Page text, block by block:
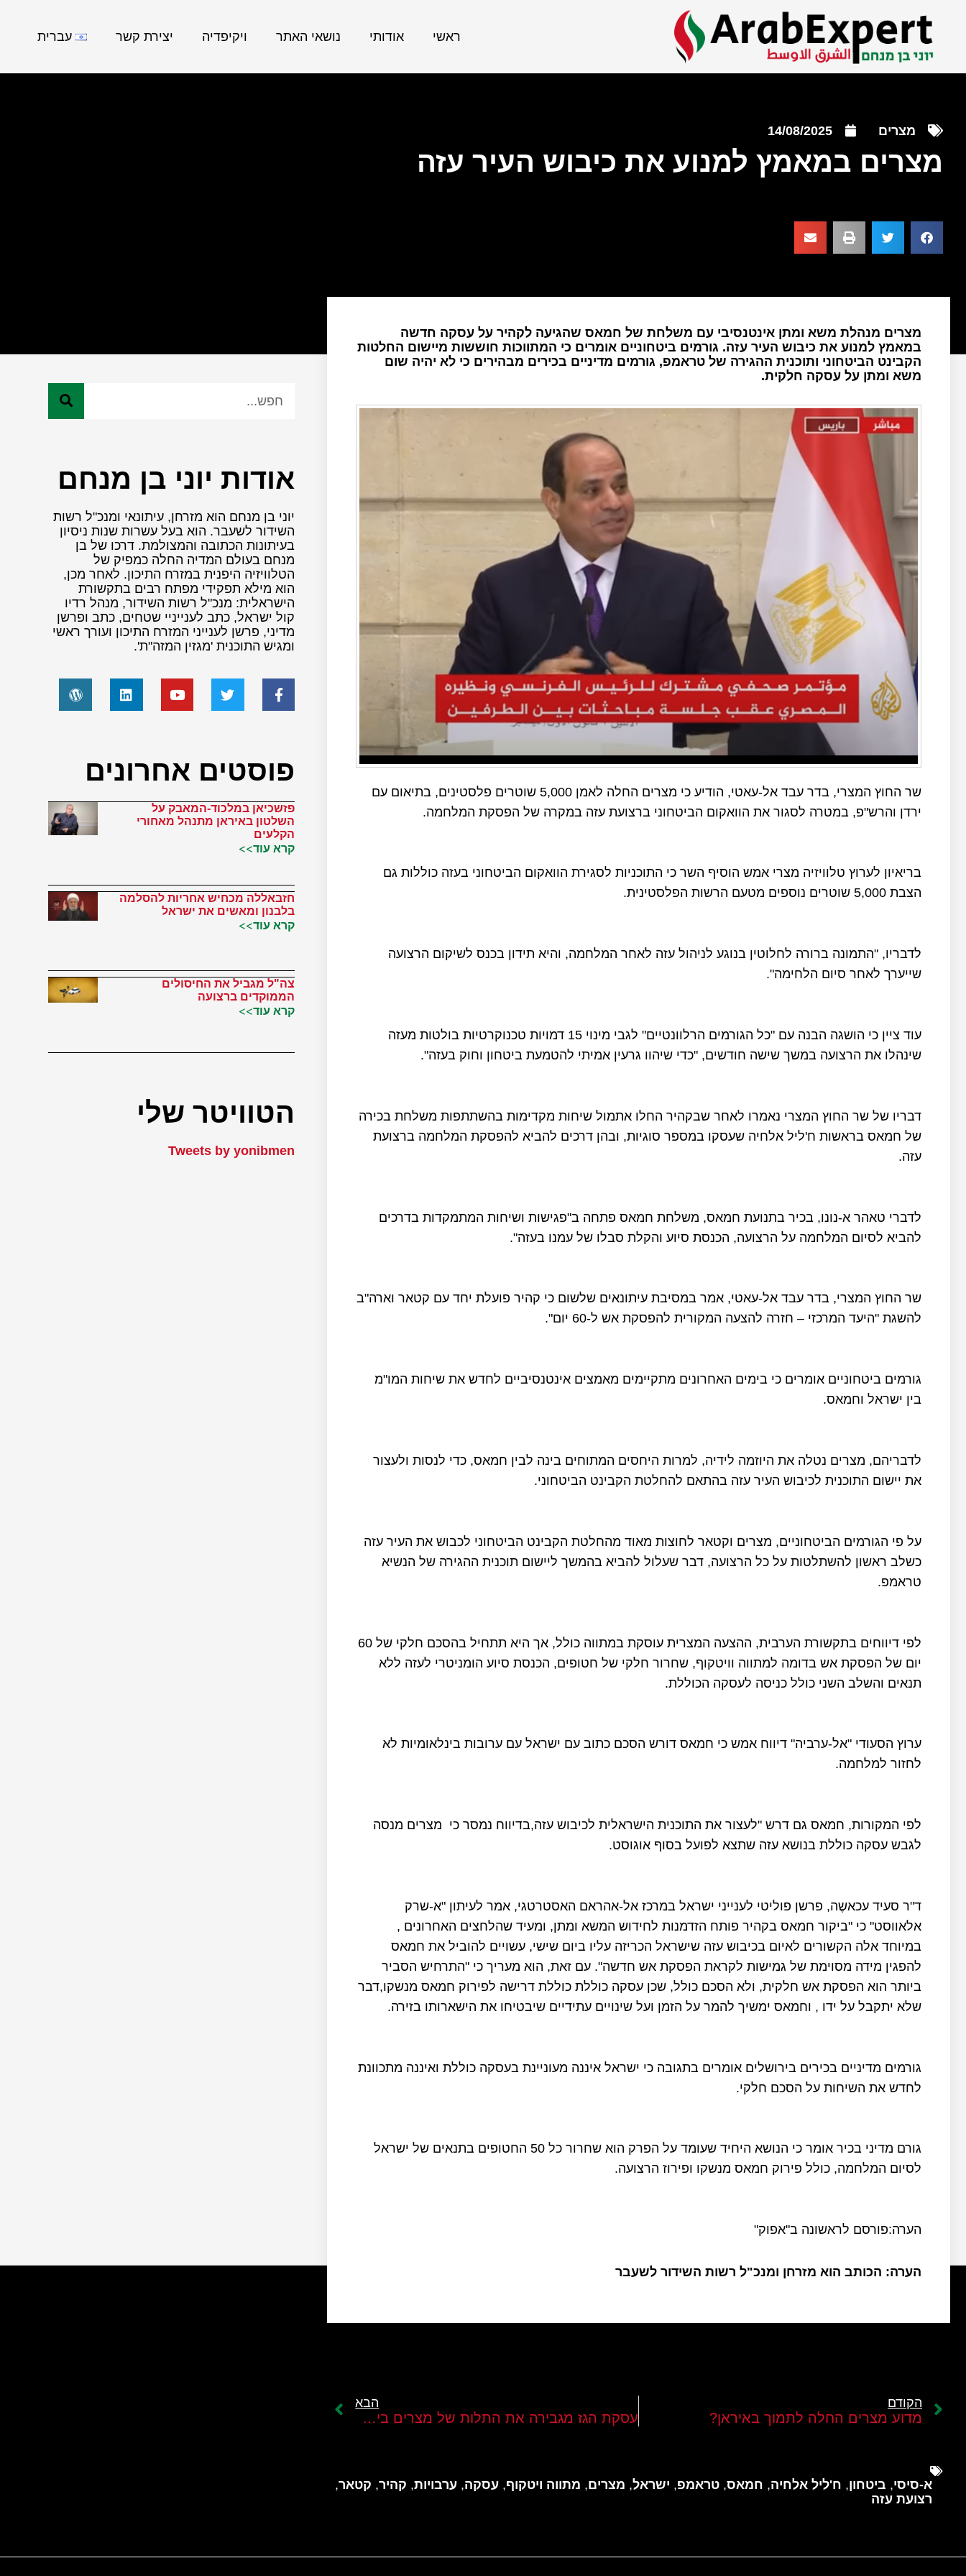
ראשי אודותי נושאי האתר ויקיפדיה יצירת קשר עברית
מצרים 14/08/2025
מצרים במאמץ למנוע את כיבוש העיר עזה
מצרים מנהלת משא ומתן אינטנסיבי עם משלחת של חמאס שהגיעה לקהיר על עסקה חדשה
במאמץ למנוע את כיבוש העיר עזה. גורמים ביטחוניים אומרים כי המתווכות חוששות מיישום החלטות
הקבינט הביטחוני ותוכנית ההגירה של טראמפ, גורמים מדיניים בכירים מבהירים כי לא יהיה שום
משא ומתן על עסקה חלקית.
שר החוץ המצרי, בדר עבד אל-עאטי, הודיע כי מצרים החלה לאמן 5,000 שוטרים פלסטינים, בתיאום עם
ירדן והרש"פ, במטרה לסגור את הוואקום הביטחוני ברצועת עזה במקרה של הפסקת המלחמה.
בריאיון לערוץ טלוויזיה מצרי אמש הוסיף השר כי התוכניות לסגירת הוואקום הביטחוני בעזה כוללות גם
הצבת 5,000 שוטרים נוספים מטעם הרשות הפלסטינית.
לדבריו, "התמונה ברורה לחלוטין בנוגע לניהול עזה לאחר המלחמה, והיא תידון בכנס לשיקום הרצועה
שייערך לאחר סיום הלחימה".
עוד ציין כי הושגה הבנה עם "כל הגורמים הרלוונטיים" לגבי מינוי 15 דמויות טכנוקרטיות בולטות מעזה
שינהלו את הרצועה במשך שישה חודשים, "כדי שיהוו גרעין אמיתי להטמעת ביטחון וחוק בעזה".
דבריו של שר החוץ המצרי נאמרו לאחר שבקהיר החלו אתמול שיחות מקדימות בהשתתפות משלחת בכירה
של חמאס בראשות ח'ליל אלחיה שעסקו במספר סוגיות, ובהן דרכים להביא להפסקת המלחמה ברצועת
עזה.
לדברי טאהר א-נונו, בכיר בתנועת חמאס, משלחת חמאס פתחה ב"פגישות ושיחות המתמקדות בדרכים
להביא לסיום המלחמה על הרצועה, הכנסת סיוע והקלת סבלו של עמנו בעזה".
שר החוץ המצרי, בדר עבד אל-עאטי, אמר במסיבת עיתונאים שלשום כי קהיר פועלת יחד עם קטאר וארה"ב
להשגת "היעד המרכזי – חזרה להצעה המקורית להפסקת אש ל-60 יום".
גורמים ביטחוניים אומרים כי בימים האחרונים מתקיימים מאמצים אינטנסיביים לחדש את שיחות המו"מ
בין ישראל וחמאס.
לדבריהם, מצרים נטלה את היוזמה לידיה, למרות היחסים המתוחים בינה לבין חמאס, כדי לנסות ולעצור
את יישום התוכנית לכיבוש העיר עזה בהתאם להחלטת הקבינט הביטחוני.
על פי הגורמים הביטחוניים, מצרים וקטאר לחוצות מאוד מהחלטת הקבינט הביטחוני לכבוש את העיר עזה
כשלב ראשון להשתלטות על כל הרצועה, דבר שעלול להביא בהמשך ליישום תוכנית ההגירה של הנשיא
טראמפ.
לפי דיווחים בתקשורת הערבית, ההצעה המצרית עוסקת במתווה כולל, אך היא תתחיל בהסכם חלקי של 60
יום של הפסקת אש בדומה למתווה וויטקוף, שחרור חלקי של חטופים, הכנסת סיוע הומניטרי לעזה ללא
תנאים והשלב השני כולל כניסה לעסקה הכוללת.
ערוץ הסעודי "אל-ערביה" דיווח אמש כי חמאס דורש הסכם כתוב עם ישראל עם ערובות בינלאומיות לא
לחזור למלחמה.
לפי המקורות, חמאס גם דרש "לעצור את התוכנית הישראלית לכיבוש עזה,בדיווח נמסר כי מצרים מנסה
לגבש עסקה כוללת בנושא עזה שתצא לפועל בסוף אוגוסט.
ד"ר סעיד עכאשֶה, פרשן פוליטי לענייני ישראל במרכז אל-אהראם האסטרטגי, אמר לעיתון "א-שרק
אלאווסט" כי "ביקור חמאס בקהיר פותח הזדמנות לחידוש המשא ומתן, ומעיד שהלחצים האחרונים ,
במיוחד אלה הקשורים לאיום בכיבוש עזה שישראל הכריזה עליו ביום שישי, עשויים להוביל את חמאס
להפגין מידה מסוימת של גמישות לקראת הפסקת אש חדשה". עם זאת, הוא מעריך כי "התרחיש הסביר
ביותר הוא הפסקת אש חלקית, ולא הסכם כולל, שכן עסקה כוללת כוללת דרישה לפירוק חמאס מנשקו,דבר
שלא יתקבל על ידו , וחמאס ימשיך להמר על הזמן ועל שינויים עתידיים שיבטיחו את הישארותו בזירה.
גורמים מדיניים בכירים בירושלים אומרים בתגובה כי ישראל איננה מעוניינת בעסקה כוללת ואיננה מתכוונת
לחדש את השיחות על הסכם חלקי.
גורם מדיני בכיר אומר כי הנושא היחיד שעומד על הפרק הוא שחרור כל 50 החטופים בתנאים של ישראל
לסיום המלחמה, כולל פירוק חמאס מנשקו ופירוז הרצועה.
הערה:פורסם לראשונה ב"אפוק"
הערה: הכותב הוא מזרחן ומנכ"ל רשות השידור לשעבר
אודות יוני בן מנחם
יוני בן מנחם הוא מזרחן, עיתונאי ומנכ"ל רשות
השידור לשעבר. הוא בעל עשרות שנות ניסיון
בעיתונות הכתובה והמצולמת. דרכו של בן
מנחם בעולם המדיה החלה כמפיק של
הטלוויזיה היפנית במזרח התיכון. לאחר מכן,
הוא מילא תפקידי מפתח רבים בתקשורת
הישראלית: מנכ"ל רשות השידור, מנהל רדיו
קול ישראל, כתב לענייניי שטחים, כתב ופרשן
מדיני, פרשן לענייני המזרח התיכון ועורך ראשי
ומגיש התוכנית 'מגזין המזה"ת'.
פוסטים אחרונים
פזשכיאן במלכוד-המאבק על
השלטון באיראן מתנהל מאחורי
הקלעים
קרא עוד>>
חזבאללה מכחיש אחריות להסלמה
בלבנון ומאשים את ישראל
קרא עוד>>
צה"ל מגביל את החיסולים
הממוקדים ברצועה
קרא עוד>>
הטוויטר שלי
Tweets by yonibmen
הקודם
מדוע מצרים החלה לתמוך באיראן?
הבא
עסקת הגז מגבירה את התלות של מצרים בישראל
א-סיסי, ביטחון, ח'ליל אלחיה, חמאס, טראמפ, ישראל, מצרים, מתווה ויטקוף, עסקה, ערבויות, קהיר, קטאר,
רצועת עזה